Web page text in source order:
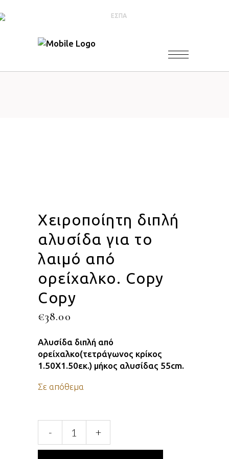
Χειροποίητη διπλή
αλυσίδα για το
λαιμό από
ορείχαλκο. Copy
Copy
€38.00
Αλυσίδα διπλή από
ορείχαλκο(τετράγωνος κρίκος
1.50Χ1.50εκ.) μήκος αλυσίδας 55cm.
Σε απόθεμα
αλυσίδα
- +